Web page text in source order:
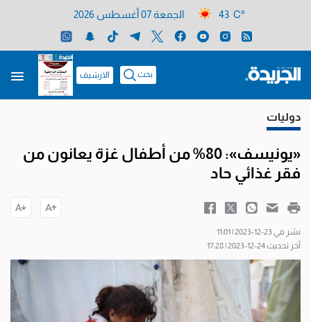
43 C° الجمعة 07 أغسطس 2026
بحث الارشيف
دوليات
«يونيسف»: 80% من أطفال غزة يعانون من
فقر غذائي حاد
نشر في 23-12-2023 | 11:01
آخر تحديث 24-12-2023 | 17:28